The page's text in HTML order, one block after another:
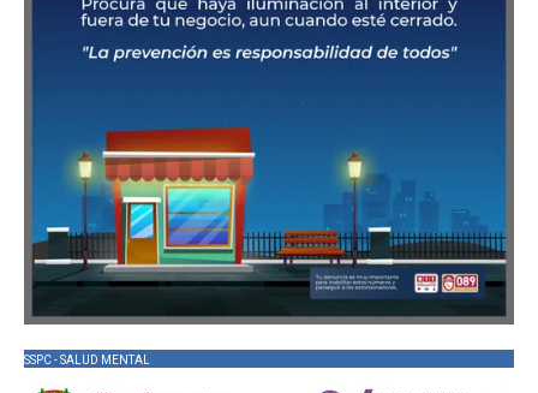
SSPC - SALUD MENTAL